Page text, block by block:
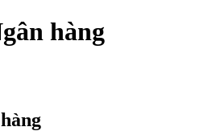
hàng